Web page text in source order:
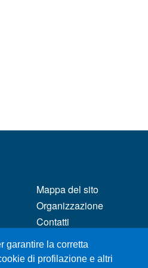
garantire la corretta
di profilazione e altri
Mappa del sito
Organizzazione
Contatti
Posta Elettronica Certificata
Unifind